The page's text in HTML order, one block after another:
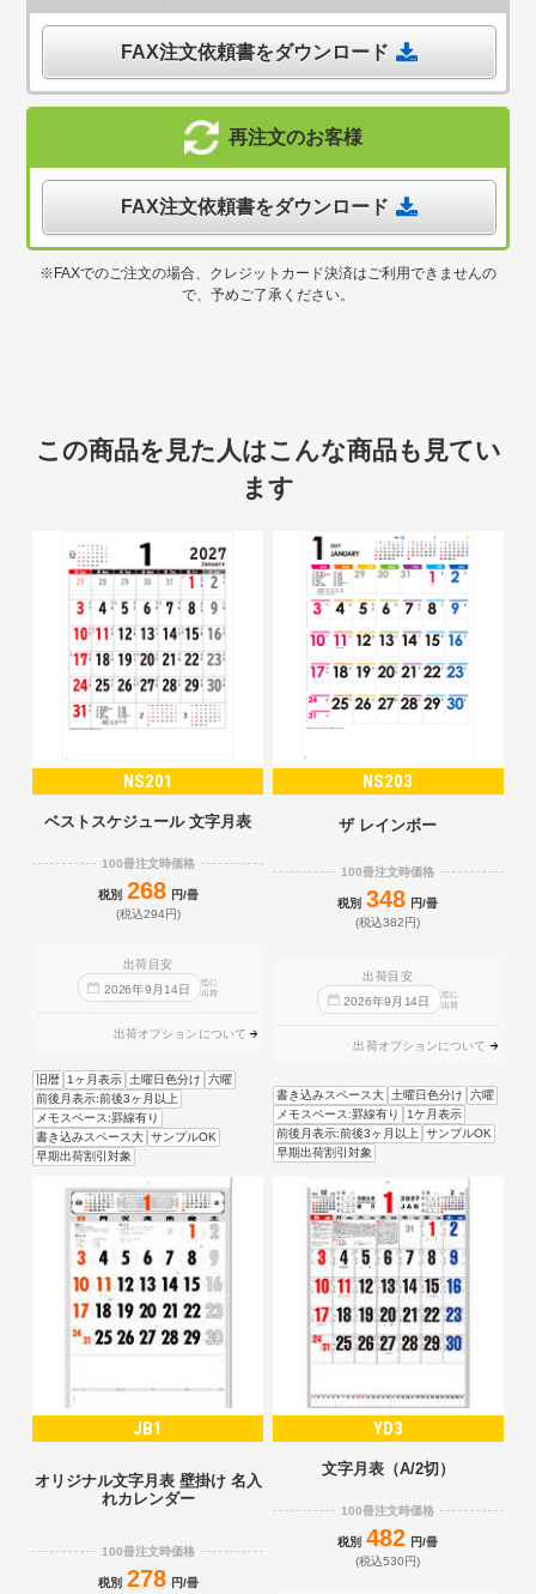
FAX注文依頼書をダウンロード
再注文のお客様
FAX注文依頼書をダウンロード
※FAXでのご注文の場合、クレジットカード決済はご利用できませんの
で、予めご了承ください。
この商品を見た人はこんな商品も見てい
ます
NS201
ベストスケジュール 文字月表
100冊注文時価格
税別 268 円/冊
(税込294円)
出荷目安
2026年9 月 14日
迄に
出荷
出荷オプションについて
旧暦 1ヶ月表示 土曜日色分け
六曜
前後月表示:前後3ヶ月以上
メモスペース:罫線有り
書き込みスペース大 サンプルOK
早期出荷割引対象
NS203
ザ レインボー
100冊注文時価格
税別 348 円/冊
(税込382円)
出荷目安
2026年9 月 14日
迄に
出荷
出荷オプションについて
書き込みスペース大 土曜日色分け
六曜
メモスペース:罫線有り
1ケ月表示
前後月表示:前後3ヶ月以上
サンプルOK
早期出荷割引対象
JB1
オリジナル文字月表 壁掛け 名入
れカレンダー
100冊注文時価格
税別 278 円/冊
YD3
文字月表（A/2切）
100冊注文時価格
税別 482 円/冊
(税込530円)